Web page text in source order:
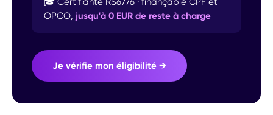
OPCO, jusqu'à 0 EUR de reste à charge
Je vérifie mon éligibilité →